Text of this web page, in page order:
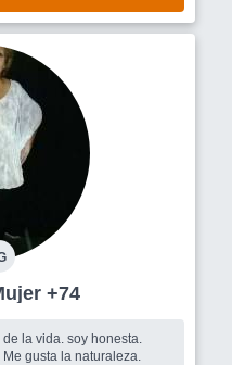
Mujer +74
la vida. soy honesta.
gusta la naturaleza.